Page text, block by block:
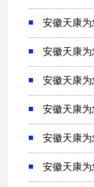
安徽天康
安徽天康
安徽天康
安徽天康
安徽天康
安徽天康